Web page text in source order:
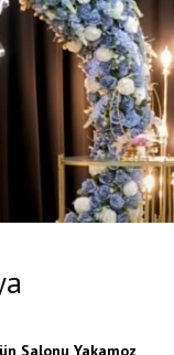
Salonu Yakamoz